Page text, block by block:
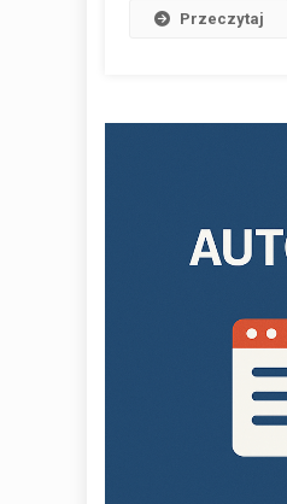
Przeczytaj